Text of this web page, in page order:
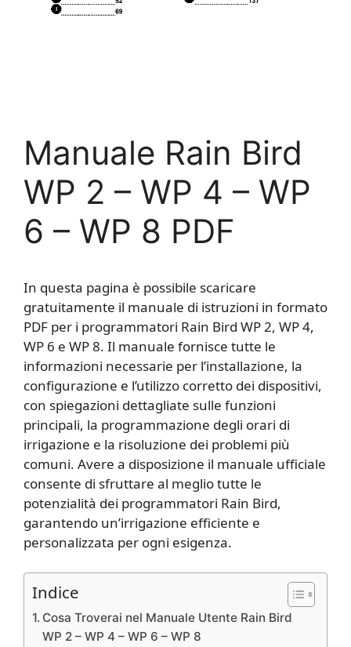
Manuale Rain Bird
WP 2 – WP 4 – WP
6 – WP 8 PDF
In questa pagina è possibile scaricare
gratuitamente il manuale di istruzioni in formato
PDF per i programmatori Rain Bird WP 2, WP 4,
WP 6 e WP 8. Il manuale fornisce tutte le
informazioni necessarie per l’installazione, la
configurazione e l’utilizzo corretto dei dispositivi,
con spiegazioni dettagliate sulle funzioni
principali, la programmazione degli orari di
irrigazione e la risoluzione dei problemi più
comuni. Avere a disposizione il manuale ufficiale
consente di sfruttare al meglio tutte le
potenzialità dei programmatori Rain Bird,
garantendo un’irrigazione efficiente e
personalizzata per ogni esigenza.
Indice
Cosa Troverai nel Manuale Utente Rain Bird
WP 2 – WP 4 – WP 6 – WP 8